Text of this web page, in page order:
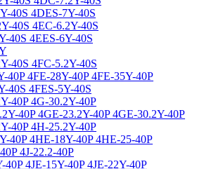
40S 4DES-7Y-40S
40S 4EC-6.2Y-40S
40S 4EES-6Y-40S
40S 4FC-5.2Y-40S
40P 4FE-28Y-40P 4FE-35Y-40P
40S 4FES-5Y-40S
40P 4G-30.2Y-40P
40P 4GE-23.2Y-40P 4GE-30.2Y-40P
40P 4H-25.2Y-40P
40P 4HE-18Y-40P 4HE-25-40P
4J‐22.2-40P
40P 4JE-15Y-40P 4JE-22Y-40P